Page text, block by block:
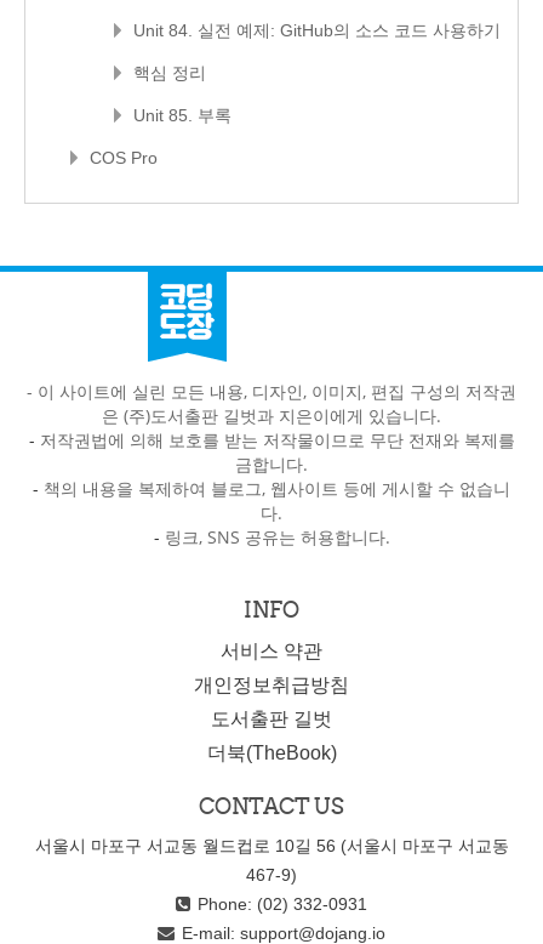
Unit 84. 실전 예제: GitHub의 소스 코드 사용하기
핵심 정리
Unit 85. 부록
COS Pro
- 이 사이트에 실린 모든 내용, 디자인, 이미지, 편집 구성의 저작권
은 (주)도서출판 길벗과 지은이에게 있습니다.
- 저작권법에 의해 보호를 받는 저작물이므로 무단 전재와 복제를
금합니다.
- 책의 내용을 복제하여 블로그, 웹사이트 등에 게시할 수 없습니
다.
- 링크, SNS 공유는 허용합니다.
INFO
서비스 약관
개인정보취급방침
도서출판 길벗
더북(TheBook)
CONTACT US
서울시 마포구 서교동 월드컵로 10길 56 (서울시 마포구 서교동
467-9)
Phone: (02) 332-0931
E-mail: support@dojang.io